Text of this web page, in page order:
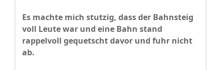
Es machte mich stutzig, dass der Bahnsteig
voll Leute war und eine Bahn stand
rappelvoll gequetscht davor und fuhr nicht
ab.